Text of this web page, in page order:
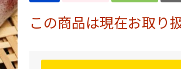
この商品は現在お取り